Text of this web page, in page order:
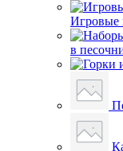
Игровые
в